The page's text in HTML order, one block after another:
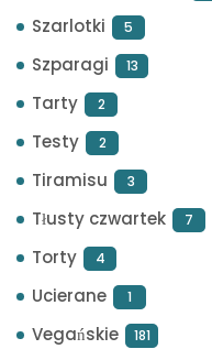
Szarlotki 5
Szparagi 13
Tarty 2
Testy 2
Tiramisu 3
Tłusty czwartek 7
Torty 4
Ucierane 1
Vegańskie 181